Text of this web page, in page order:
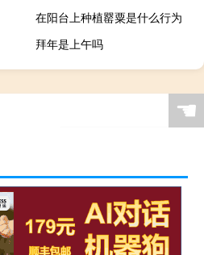
在阳台上种植罂粟是什么行为
拜年是上午吗
☚